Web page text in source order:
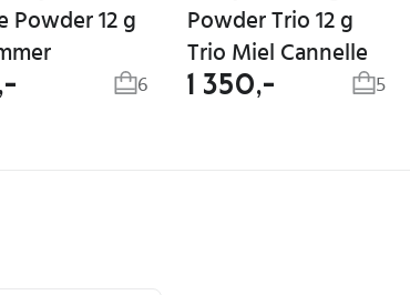
Powder 12 g
6
Powder Trio 12 g
Trio Miel Cannelle
1 350,- 5